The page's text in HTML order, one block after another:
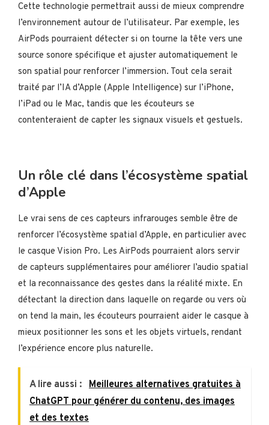
Cette technologie permettrait aussi de mieux comprendre
l’environnement autour de l’utilisateur. Par exemple, les
AirPods pourraient détecter si on tourne la tête vers une
source sonore spécifique et ajuster automatiquement le
son spatial pour renforcer l’immersion. Tout cela serait
traité par l’IA d’Apple (Apple Intelligence) sur l’iPhone,
l’iPad ou le Mac, tandis que les écouteurs se
contenteraient de capter les signaux visuels et gestuels.
Un rôle clé dans l’écosystème spatial
d’Apple
Le vrai sens de ces capteurs infrarouges semble être de
renforcer l’écosystème spatial d’Apple, en particulier avec
le casque Vision Pro. Les AirPods pourraient alors servir
de capteurs supplémentaires pour améliorer l’audio spatial
et la reconnaissance des gestes dans la réalité mixte. En
détectant la direction dans laquelle on regarde ou vers où
on tend la main, les écouteurs pourraient aider le casque à
mieux positionner les sons et les objets virtuels, rendant
l’expérience encore plus naturelle.
A lire aussi :
Meilleures alternatives gratuites à
ChatGPT pour générer du contenu, des images
et des textes